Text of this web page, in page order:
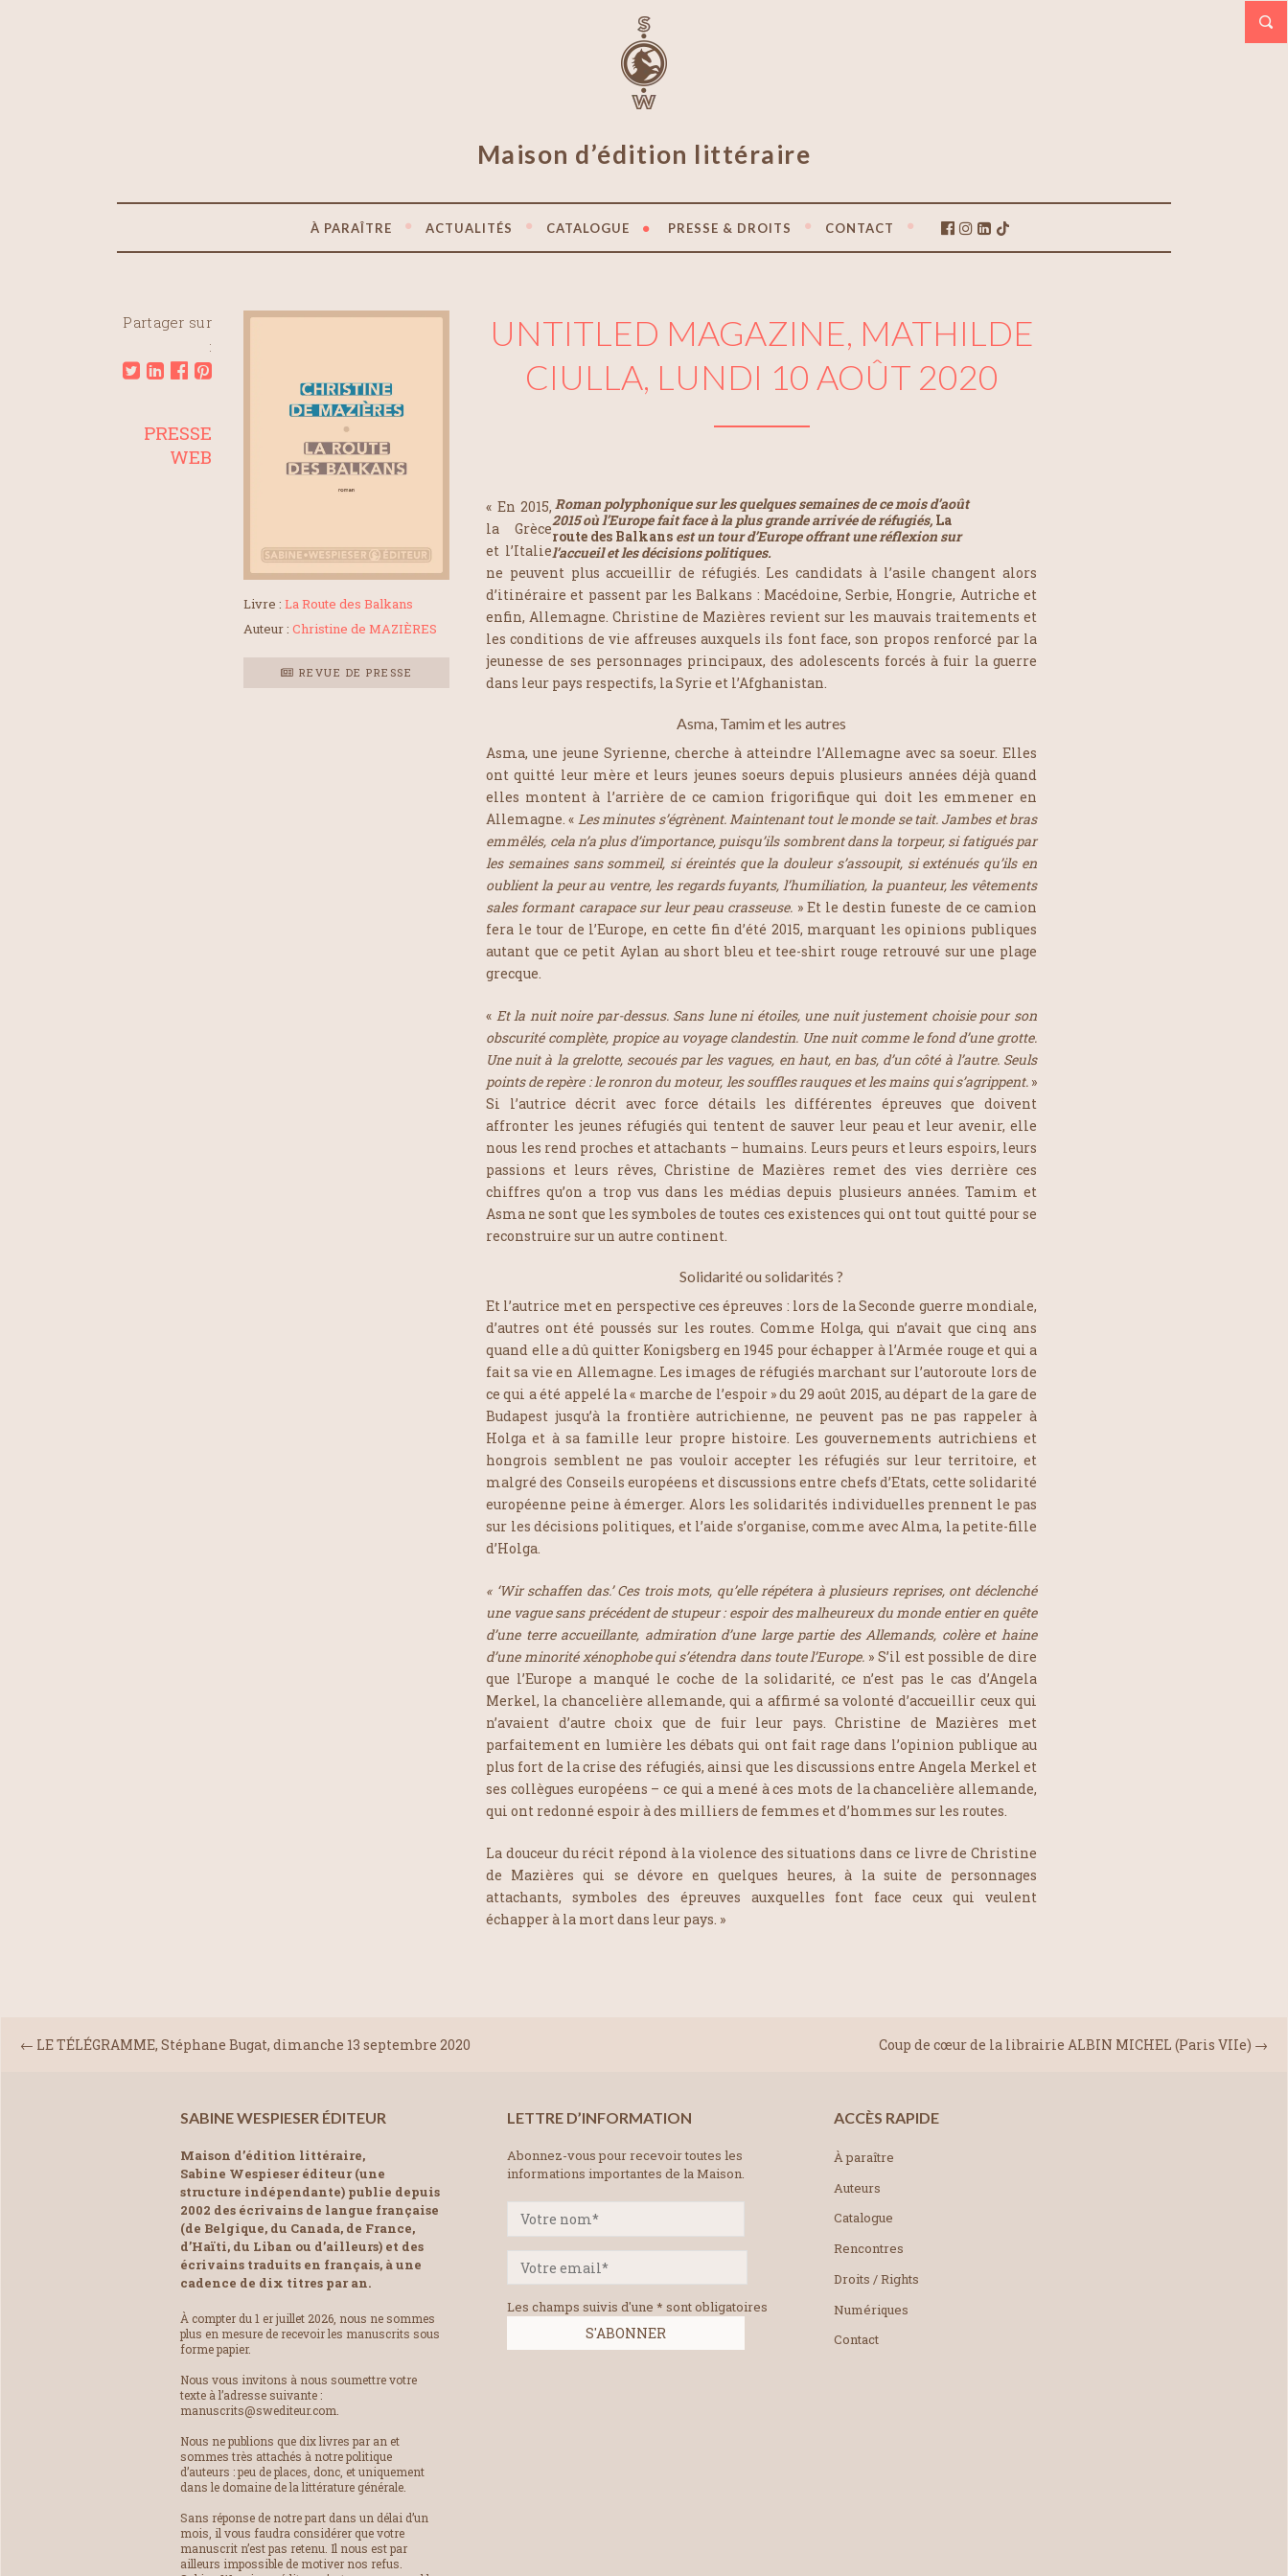
Maison d’édition littéraire
À PARAÎTRE ACTUALITÉS CATALOGUE PRESSE & DROITS CONTACT
Partager sur
:
Livre : La Route des Balkans
Auteur : Christine de MAZIÈRES
REVUE DE PRESSE
UNTITLED MAGAZINE, MATHILDE
CIULLA, LUNDI 10 AOÛT 2020
Roman polyphonique sur les quelques semaines de ce mois d’août
2015 où l’Europe fait face à la plus grande arrivée de réfugiés, La
route des Balkans est un tour d’Europe offrant une réflexion sur
l’accueil et les décisions politiques.
« En 2015,
la Grèce
et l’Italie
ne peuvent plus accueillir de réfugiés. Les candidats à l’asile changent alors
d’itinéraire et passent par les Balkans : Macédoine, Serbie, Hongrie, Autriche et
enfin, Allemagne. Christine de Mazières revient sur les mauvais traitements et
les conditions de vie affreuses auxquels ils font face, son propos renforcé par la
jeunesse de ses personnages principaux, des adolescents forcés à fuir la guerre
dans leur pays respectifs, la Syrie et l’Afghanistan.
Asma, Tamim et les autres
Asma, une jeune Syrienne, cherche à atteindre l’Allemagne avec sa soeur. Elles
ont quitté leur mère et leurs jeunes soeurs depuis plusieurs années déjà quand
elles montent à l’arrière de ce camion frigorifique qui doit les emmener en
Allemagne. « Les minutes s’égrènent. Maintenant tout le monde se tait. Jambes et bras
emmêlés, cela n’a plus d’importance, puisqu’ils sombrent dans la torpeur, si fatigués par
les semaines sans sommeil, si éreintés que la douleur s’assoupit, si exténués qu’ils en
oublient la peur au ventre, les regards fuyants, l’humiliation, la puanteur, les vêtements
sales formant carapace sur leur peau crasseuse. » Et le destin funeste de ce camion
fera le tour de l’Europe, en cette fin d’été 2015, marquant les opinions publiques
autant que ce petit Aylan au short bleu et tee-shirt rouge retrouvé sur une plage
grecque.
« Et la nuit noire par-dessus. Sans lune ni étoiles, une nuit justement choisie pour son
obscurité complète, propice au voyage clandestin. Une nuit comme le fond d’une grotte.
Une nuit à la grelotte, secoués par les vagues, en haut, en bas, d’un côté à l’autre. Seuls
points de repère : le ronron du moteur, les souffles rauques et les mains qui s’agrippent.»
Si l’autrice décrit avec force détails les différentes épreuves que doivent
affronter les jeunes réfugiés qui tentent de sauver leur peau et leur avenir, elle
nous les rend proches et attachants – humains. Leurs peurs et leurs espoirs, leurs
passions et leurs rêves, Christine de Mazières remet des vies derrière ces
chiffres qu’on a trop vus dans les médias depuis plusieurs années. Tamim et
Asma ne sont que les symboles de toutes ces existences qui ont tout quitté pour se
reconstruire sur un autre continent.
Solidarité ou solidarités ?
Et l’autrice met en perspective ces épreuves : lors de la Seconde guerre mondiale,
d’autres ont été poussés sur les routes. Comme Holga, qui n’avait que cinq ans
quand elle a dû quitter Konigsberg en 1945 pour échapper à l’Armée rouge et qui a
fait sa vie en Allemagne. Les images de réfugiés marchant sur l’autoroute lors de
ce qui a été appelé la « marche de l’espoir » du 29 août 2015, au départ de la gare de
Budapest jusqu’à la frontière autrichienne, ne peuvent pas ne pas rappeler à
Holga et à sa famille leur propre histoire. Les gouvernements autrichiens et
hongrois semblent ne pas vouloir accepter les réfugiés sur leur territoire, et
malgré des Conseils européens et discussions entre chefs d’Etats, cette solidarité
européenne peine à émerger. Alors les solidarités individuelles prennent le pas
sur les décisions politiques, et l’aide s’organise, comme avec Alma, la petite-fille
d’Holga.
« ‘Wir schaffen das.’ Ces trois mots, qu’elle répétera à plusieurs reprises, ont déclenché
une vague sans précédent de stupeur : espoir des malheureux du monde entier en quête
d’une terre accueillante, admiration d’une large partie des Allemands, colère et haine
d’une minorité xénophobe qui s’étendra dans toute l’Europe. » S’il est possible de dire
que l’Europe a manqué le coche de la solidarité, ce n’est pas le cas d’Angela
Merkel, la chancelière allemande, qui a affirmé sa volonté d’accueillir ceux qui
n’avaient d’autre choix que de fuir leur pays. Christine de Mazières met
parfaitement en lumière les débats qui ont fait rage dans l’opinion publique au
plus fort de la crise des réfugiés, ainsi que les discussions entre Angela Merkel et
ses collègues européens – ce qui a mené à ces mots de la chancelière allemande,
qui ont redonné espoir à des milliers de femmes et d’hommes sur les routes.
La douceur du récit répond à la violence des situations dans ce livre de Christine
de Mazières qui se dévore en quelques heures, à la suite de personnages
attachants, symboles des épreuves auxquelles font face ceux qui veulent
échapper à la mort dans leur pays. »
PRESSE
WEB
Coup de cœur de la librairie ALBIN MICHEL (Paris VIIe) →
← LE TÉLÉGRAMME, Stéphane Bugat, dimanche 13 septembre 2020
SABINE WESPIESER ÉDITEUR
Maison d’édition littéraire,
Sabine Wespieser éditeur (une
structure indépendante) publie depuis
2002 des écrivains de langue française
(de Belgique, du Canada, de France,
d’Haïti, du Liban ou d’ailleurs) et des
écrivains traduits en français, à une
cadence de dix titres par an.
À compter du 1 er juillet 2026, nous ne sommes
plus en mesure de recevoir les manuscrits sous
forme papier.
Nous vous invitons à nous soumettre votre
texte à l’adresse suivante :
manuscrits@swediteur.com.
Nous ne publions que dix livres par an et
sommes très attachés à notre politique
d’auteurs : peu de places, donc, et uniquement
dans le domaine de la littérature générale.
Sans réponse de notre part dans un délai d’un
mois, il vous faudra considérer que votre
manuscrit n’est pas retenu. Il nous est par
ailleurs impossible de motiver nos refus.
LETTRE D’INFORMATION
Abonnez-vous pour recevoir toutes les
informations importantes de la Maison.
Les champs suivis d'une * sont obligatoires
ACCÈS RAPIDE
À paraître
Auteurs
Catalogue
Rencontres
Droits / Rights
Numériques
Contact